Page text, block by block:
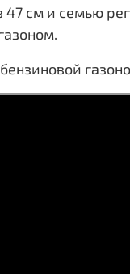
см и семью